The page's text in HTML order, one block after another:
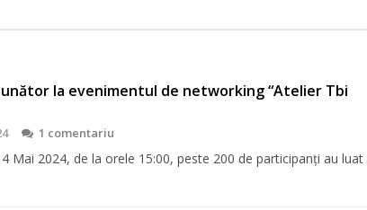
la evenimentul de networking “Atelier Tbi
1 comentariu
Mai 2024, de la orele 15:00, peste 200 de participanți au luat